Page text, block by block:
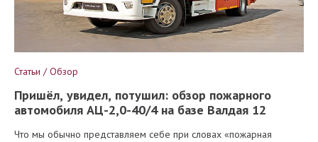
Статьи / Обзор
Пришёл, увидел, потушил: обзор пожарного
автомобиля АЦ-2,0-40/4 на базе Валдая 12
Что мы обычно представляем себе при словах «пожарная